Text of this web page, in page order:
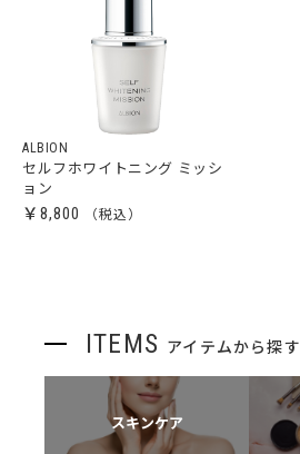
ALBION
セルフホワイトニング ミッシ
ョン
￥8,800
ITEMS アイテムから探す
スキンケア